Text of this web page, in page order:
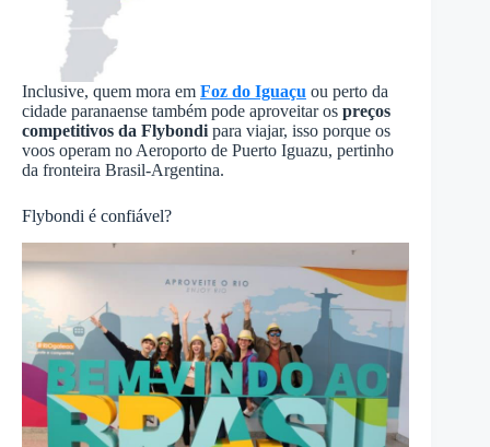
Inclusive, quem mora em Foz do Iguaçu ou perto da
cidade paranaense também pode aproveitar os preços
competitivos da Flybondi para viajar, isso porque os
voos operam no Aeroporto de Puerto Iguazu, pertinho
da fronteira Brasil-Argentina.
Flybondi é confiável?